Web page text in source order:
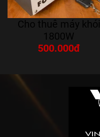
Cho thuê máy khói
1800W
500.000đ